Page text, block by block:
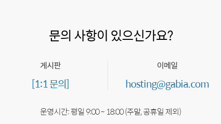
문의 사항이 있으신가요?
게시판
[1:1 문의]
이메일
hosting@gabia.com
운영시간: 평일 9:00 ~ 18:00 (주말, 공휴일 제외)